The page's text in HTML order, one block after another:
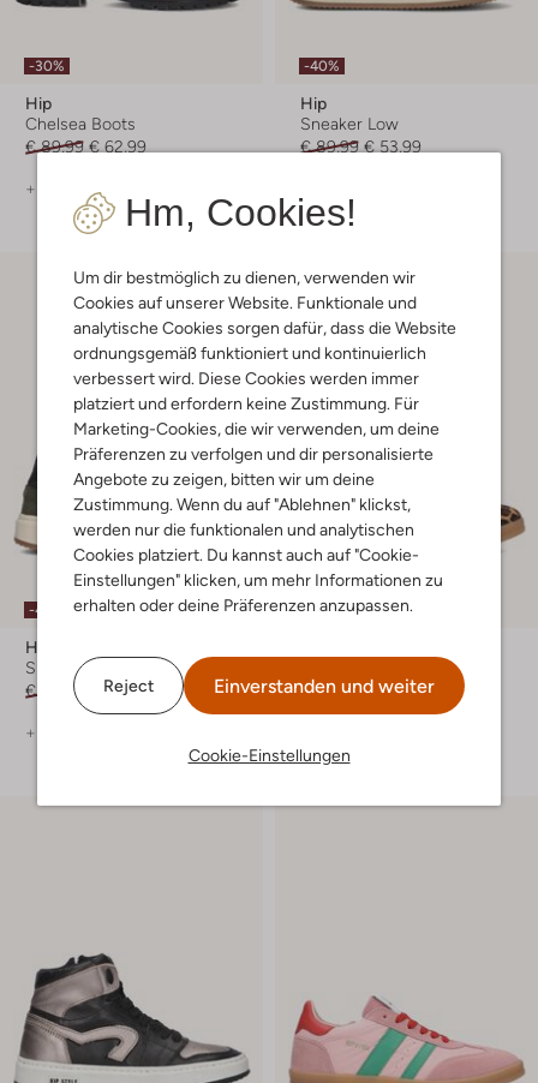
Hm, Cookies!
Um dir bestmöglich zu dienen, verwenden wir
Cookies auf unserer Website. Funktionale und
analytische Cookies sorgen dafür, dass die Website
ordnungsgemäß funktioniert und kontinuierlich
verbessert wird. Diese Cookies werden immer
platziert und erfordern keine Zustimmung. Für
Marketing-Cookies, die wir verwenden, um deine
Präferenzen zu verfolgen und dir personalisierte
Angebote zu zeigen, bitten wir um deine
Zustimmung. Wenn du auf "Ablehnen" klickst,
werden nur die funktionalen und analytischen
Cookies platziert. Du kannst auch auf "Cookie-
Einstellungen" klicken, um mehr Informationen zu
erhalten oder deine Präferenzen anzupassen.
Reject Einverstanden und weiter
Cookie-Einstellungen
-30%
Hip
Chelsea Boots
€ 89,99 € 62,99
+ mehr farben
-40%
Hip
Sneaker Low
€ 89,99 € 53,99
-40%
Hip
Sneaker Low
€ 89,99
€ 53,99
+ mehr farben
-40%
€ 99,99 € 59,99